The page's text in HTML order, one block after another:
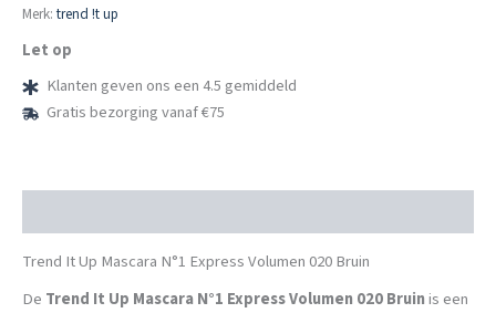
N°1
Volumen
020
Bruin
aantal
Merk: trend !t up
Let op
Klanten geven ons een 4.5 gemiddeld
Gratis bezorging vanaf €75
Trend It Up Mascara N°1 Express Volumen 020 Bruin
De Trend It Up Mascara N°1 Express Volumen 020 Bruinis een